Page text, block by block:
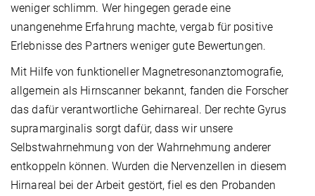
weniger schlimm. Wer hingegen gerade eine
unangenehme Erfahrung machte, vergab für positive
Erlebnisse des Partners weniger gute Bewertungen.
Mit Hilfe von funktioneller Magnetresonanztomografie,
allgemein als Hirnscanner bekannt, fanden die Forscher
das dafür verantwortliche Gehirnareal. Der rechte Gyrus
supramarginalis sorgt dafür, dass wir unsere
Selbstwahrnehmung von der Wahrnehmung anderer
entkoppeln können. Wurden die Nervenzellen in diesem
Hirnareal bei der Arbeit gestört, fiel es den Probanden